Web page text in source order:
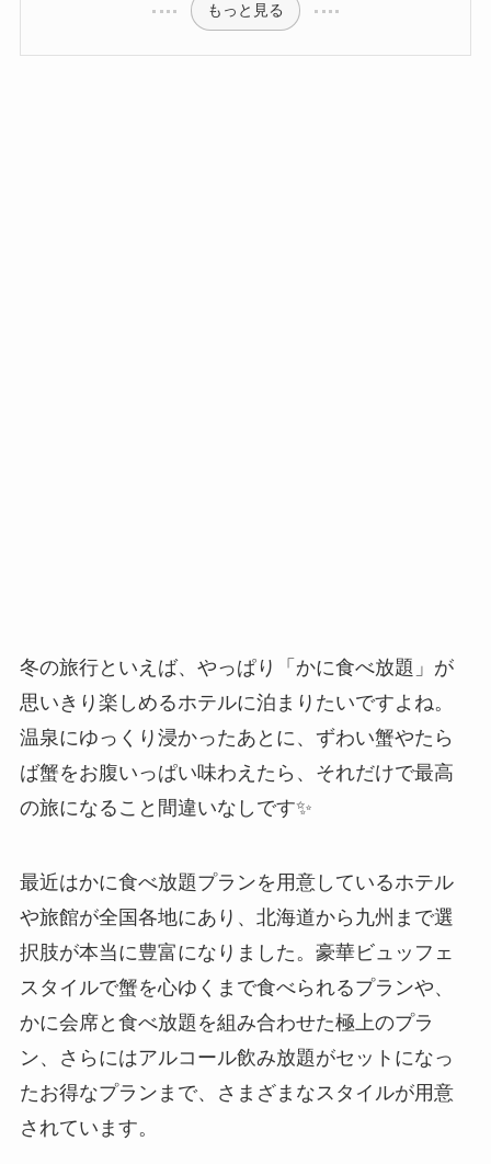
もっと見る
冬の旅行といえば、やっぱり「かに食べ放題」が
思いきり楽しめるホテルに泊まりたいですよね。
温泉にゆっくり浸かったあとに、ずわい蟹やたら
ば蟹をお腹いっぱい味わえたら、それだけで最高
の旅になること間違いなしです✨
最近はかに食べ放題プランを用意しているホテル
や旅館が全国各地にあり、北海道から九州まで選
択肢が本当に豊富になりました。豪華ビュッフェ
スタイルで蟹を心ゆくまで食べられるプランや、
かに会席と食べ放題を組み合わせた極上のプラ
ン、さらにはアルコール飲み放題がセットになっ
たお得なプランまで、さまざまなスタイルが用意
されています。